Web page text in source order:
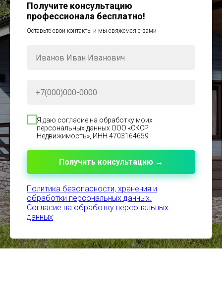
Получите консультацию
профессионала бесплатно!
Оставьте свои контакты и мы свяжемся с вами
Я даю согласие на обработку моих
персональных данных ООО «СКСР
Недвижимость», ИНН 4703164659
Получить консультацию →
Политика безопасности, хранения и
обработки персональных данных.
Согласие на обработку персональных
данных